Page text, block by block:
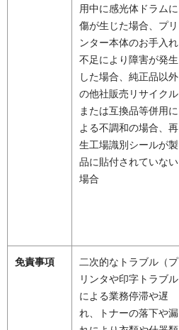
用中に感光体ドラムに
傷が生じた場合、プリ
ンター本体のお手入れ
不足により障害が発生
した場合、純正品以外
の他社販売リサイクル
または互換品等併用に
よる不調和の場合、再
生工場識別シールが製
品に貼付されていない
場合
免責事項
二次的なトラブル（プ
リンタや印字トラブル
による業務停滞や遅
れ、トナーの落下や漏